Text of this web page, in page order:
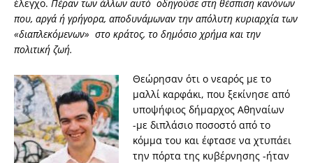
έλεγχο. Πέραν των άλλων αυτό οδηγούσε στη θέσπιση κανόνων
που, αργά ή γρήγορα, αποδυνάμωναν την απόλυτη κυριαρχία των
«διαπλεκόμενων» στο κράτος, το δημόσιο χρήμα και την
πολιτική ζωή.
Θεώρησαν ότι ο νεαρός με το
μαλλί καρφάκι, που ξεκίνησε από
υποψήφιος δήμαρχος Αθηναίων
-με διπλάσιο ποσοστό από το
κόμμα του και έφτασε να χτυπάει
την πόρτα της κυβέρνησης -ήταν